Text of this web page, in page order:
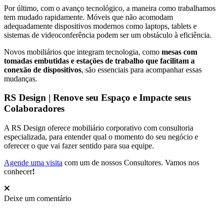
Por último, com o avanço tecnológico, a maneira como trabalhamos
tem mudado rapidamente. Móveis que não acomodam
adequadamente dispositivos modernos como laptops, tablets e
sistemas de videoconferência podem ser um obstáculo à eficiência.
Novos mobiliários que integram tecnologia, como mesas com
tomadas embutidas e estações de trabalho que facilitam a
conexão de dispositivos, são essenciais para acompanhar essas
mudanças.
RS Design | Renove seu Espaço e Impacte seus
Colaboradores
A RS Design oferece mobiliário corporativo com consultoria
especializada, para entender qual o momento do seu negócio e
oferecer o que vai fazer sentido para sua equipe.
Agende uma visita com um de nossos Consultores. Vamos nos
conhecer!
Deixe um comentário